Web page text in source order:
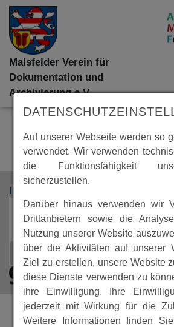
Malsfelder Verein für
Dokumentation und
Archivierung e.V.
Impressum
Auf unserer Webseite werden so
verwendet. Wir verwenden
die Funktionsfähigkeit
sicherzustellen.
Darüber hinaus verwenden wir
Drittanbietern sowie die
Nutzung unserer Website
über die Aktivitäten auf unserer
Ziel zu erstellen, unsere Website
diese Dienste verwenden zu
ihre Einwilligung. Ihre
jederzeit mit Wirkung für die
Weitere Informationen finden